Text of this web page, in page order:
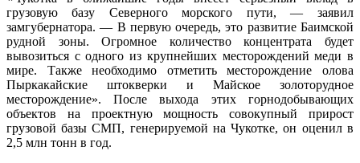
грузовую базу Северного морского пути, — заявил
замгубернатора. — В первую очередь, это развитие Баимской
рудной зоны. Огромное количество концентрата будет
вывозиться с одного из крупнейших месторождений меди в
мире. Также необходимо отметить месторождение олова
Пыркакайские штокверки и Майское золоторудное
месторождение». После выхода этих горнодобывающих
объектов на проектную мощность совокупный прирост
грузовой базы СМП, генерируемой на Чукотке, он оценил в
2,5 млн тонн в год.